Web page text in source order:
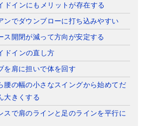
ドインにもメリットが存在する
ンでダウンブローに打ち込みやすい
ス開閉が減って方向が安定する
ドインの直し方
を肩に担いで体を回す
腰の幅の小さなスイングから始めてだ
大きくする
スで肩のラインと足のラインを平行に